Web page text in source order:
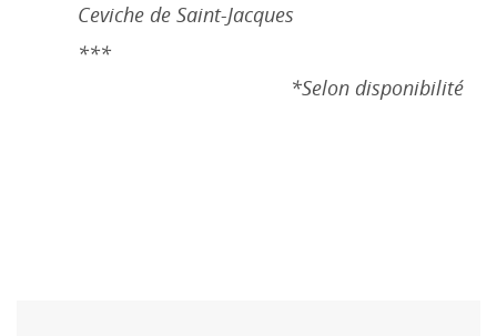
Ceviche de Saint-Jacques
***
*Selon disponibilité